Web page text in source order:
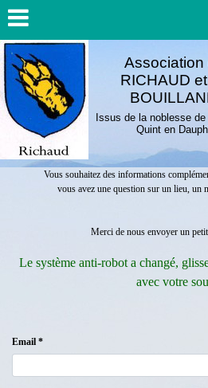
Association
RICHAUD
Issus de la noblesse
Quint en
Vous souhaitez des informations
vous avez une question sur un lieu, un
Merci de nous envoyer un
Le système anti-robot a changé,
avec votre
Email *